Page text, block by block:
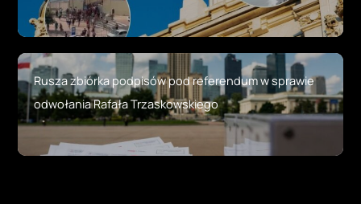
Rusza zbiórka podpisów pod referendum w sprawie
odwołania Rafała Trzaskowskiego